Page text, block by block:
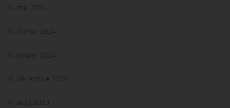
mai 2024
février 2024
janvier 2024
décembre 2023
août 2023